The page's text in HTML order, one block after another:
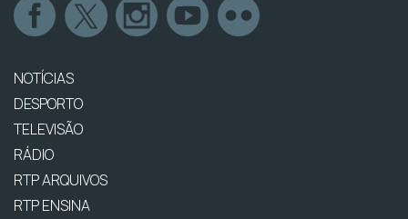
NOTÍCIAS
DESPORTO
TELEVISÃO
RÁDIO
RTP ARQUIVOS
RTP ENSINA